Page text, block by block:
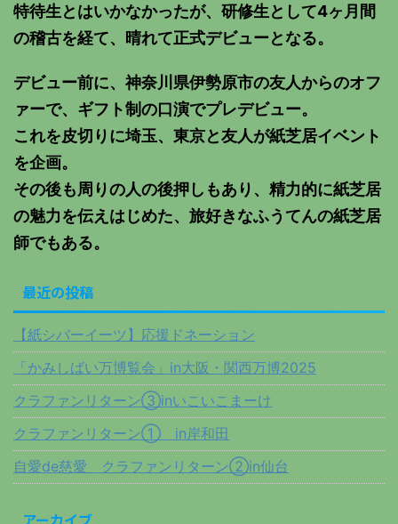
特待生とはいかなかったが、研修生として4ヶ月間
の稽古を経て、晴れて正式デビューとなる。
デビュー前に、神奈川県伊勢原市の友人からのオフ
ァーで、ギフト制の口演でプレデビュー。
これを皮切りに埼玉、東京と友人が紙芝居イベント
を企画。
その後も周りの人の後押しもあり、精力的に紙芝居
の魅力を伝えはじめた、旅好きなふうてんの紙芝居
師でもある。
最近の投稿
【紙シバーイーツ】応援ドネーション
「かみしばい万博覧会」in大阪・関西万博2025
クラファンリターン③inいこいこまーけ
クラファンリターン① in岸和田
自愛de慈愛 クラファンリターン②in仙台
アーカイブ